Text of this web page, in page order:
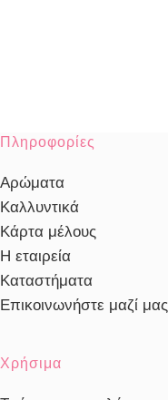
Πληροφορίες
Αρώματα
Καλλυντικά
Κάρτα μέλους
Η εταιρεία
Καταστήματα
Επικοινωνήστε μαζί μας
Χρήσιμα